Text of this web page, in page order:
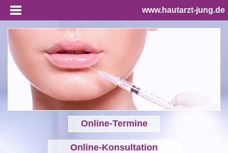
www.hautarzt-jung.de
Online-Termine
Online-Konsultation